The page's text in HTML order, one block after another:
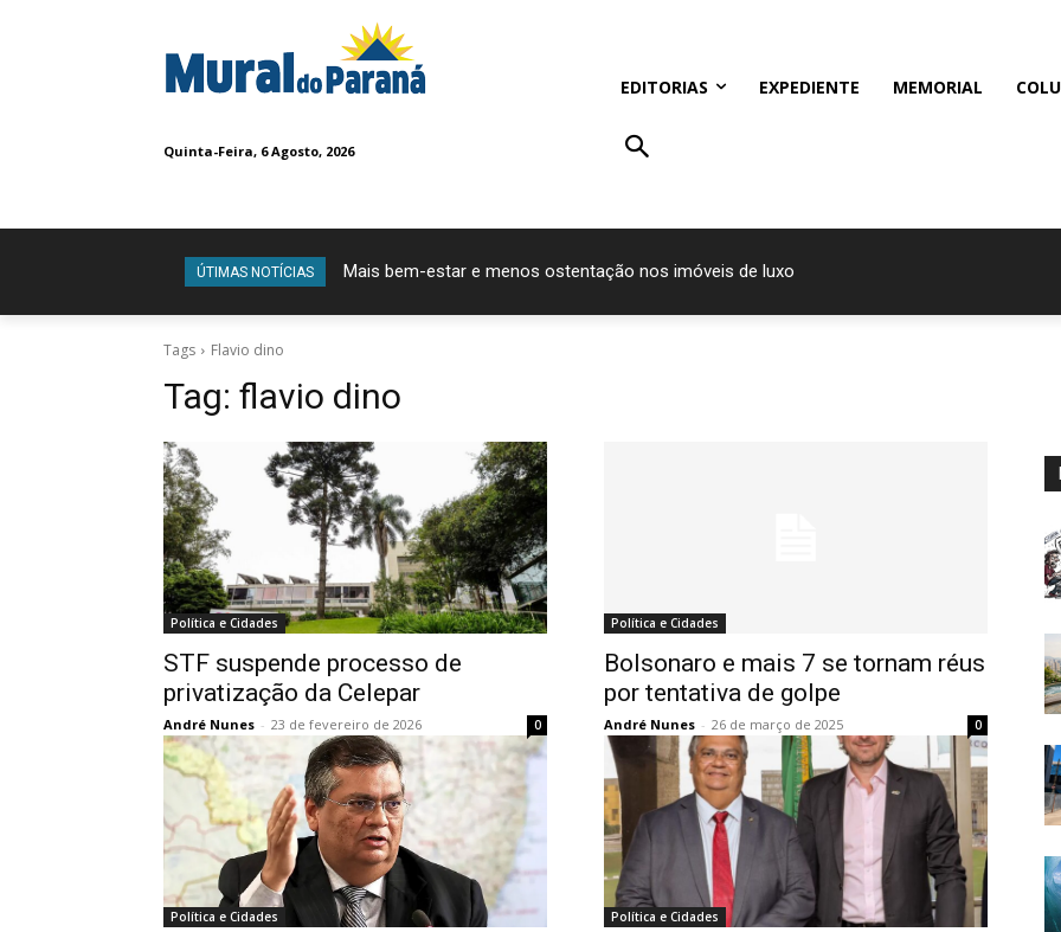
Quinta-Feira, 6 Agosto, 2026
EDITORIAS EXPEDIENTE MEMORIAL
ÚTIMAS NOTÍCIAS Mais bem-estar e menos ostentação nos imóveis de luxo
Tags Flavio dino
Tag: flavio dino
Política e Cidades
STF suspende processo de
privatização da Celepar
André Nunes - 23 de fevereiro de 2026 0
Política e Cidades
Bolsonaro e mais 7 se tornam réus
por tentativa de golpe
André Nunes - 26 de março de 2025 0
Política e Cidades Política e Cidades